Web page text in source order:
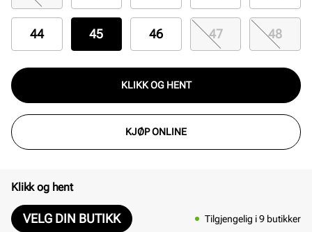
44 45 46 47 48
KLIKK OG HENT
KJØP ONLINE
Klikk og hent
VELG DIN BUTIKK Tilgjengelig i 9 butikker